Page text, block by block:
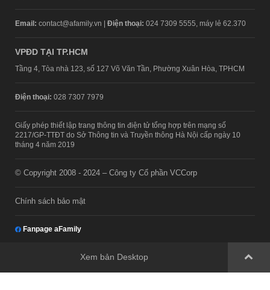
Email: contact@afamily.vn | Điện thoại: 024 7309 5555, máy lẻ 62.370
VPĐD TẠI TP.HCM
Tầng 4, Tòa nhà 123, số 127 Võ Văn Tần, Phường Xuân Hòa, TPHCM
Điện thoại: 028 7307 7979
Giấy phép thiết lập trang thông tin điện tử tổng hợp trên mạng số
2217/GP-TTĐT do Sở Thông tin và Truyền thông Hà Nội cấp ngày 10
tháng 4 năm 2019
© Copyright 2008 - 2024 – Công ty Cổ phần VCCorp
Chính sách bảo mật
Fanpage aFamily
Xem bản Desktop